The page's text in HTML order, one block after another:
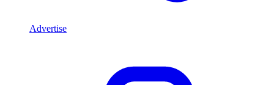
Advertise